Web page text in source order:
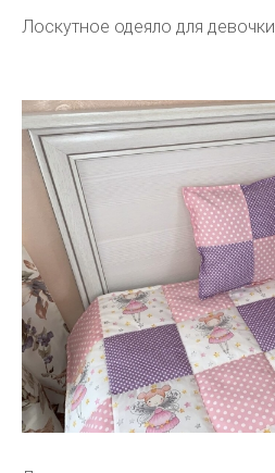
Лоскутное одеяло для девочки